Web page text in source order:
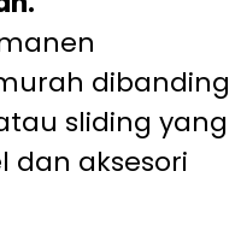
dibanding
sliding yang
aksesori